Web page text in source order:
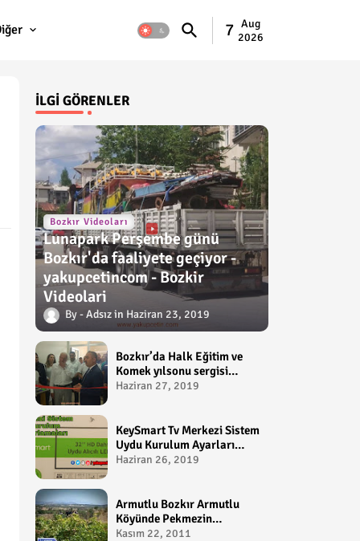
7 Aug
2026
İLGI GÖRENLER
Bozkır Videoları
Lunapark Perşembe günü
Bozkır'da faaliyete geçiyor -
yakupcetincom - Bozkir
Videolari
Adsız Haziran 23, 2019
Bozkır’da Halk Eğitim ve
Komek yılsonu sergisi
gerçekleştirildi-
Haziran 27, 2019
KeySmart Tv Merkezi Sistem
Uydu Kurulum Ayarları
Video anlatım -
Haziran 26, 2019
Armutlu Bozkır Armutlu
Köyünde Pekmezin
Hikayesi:Gezen Bilir Kontv
Kasım 22, 2011